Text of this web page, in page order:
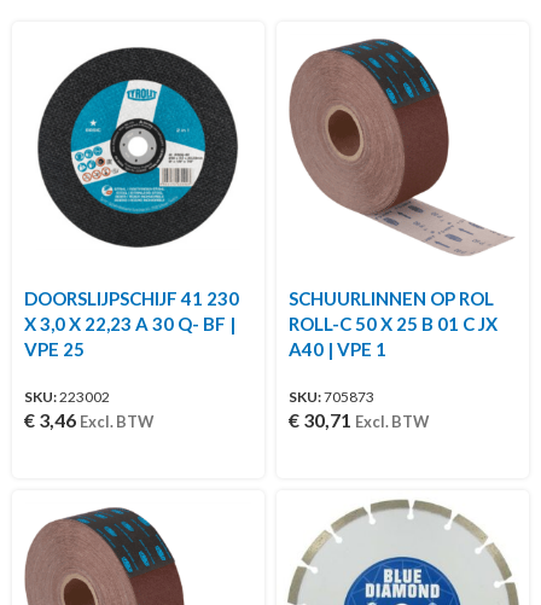
DOORSLIJPSCHIJF 41 230
X 3,0 X 22,23 A 30 Q- BF |
VPE 25
SKU:223002
€ 3,46 Excl. BTW
SCHUURLINNEN OP ROL
ROLL-C 50 X 25 B 01 C JX
A40 | VPE 1
SKU:705873
€ 30,71 Excl. BTW